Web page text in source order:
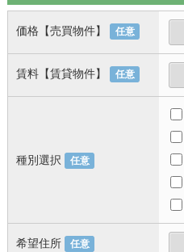
価格【売買物件】 任意
賃料【賃貸物件】 任意
種別選択 任意
希望住所 任意